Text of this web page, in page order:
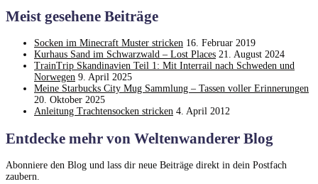
Meist gesehene Beiträge
Socken im Minecraft Muster stricken 16. Februar 2019
Kurhaus Sand im Schwarzwald – Lost Places 21. August 2024
TrainTrip Skandinavien Teil 1: Mit Interrail nach Schweden und
Norwegen 9. April 2025
Meine Starbucks City Mug Sammlung – Tassen voller Erinnerungen
20. Oktober 2025
Anleitung Trachtensocken stricken 4. April 2012
Entdecke mehr von Weltenwanderer Blog
Abonniere den Blog und lass dir neue Beiträge direkt in dein Postfach
zaubern.